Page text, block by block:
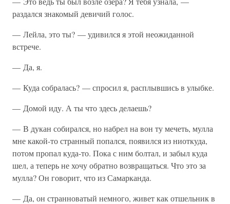
раздался знакомый девичий голос.
— Лейла, это ты? — удивился я этой неожиданной
встрече.
— Да, я.
— Куда собралась? — спросил я, расплывшись в улыбке.
— Домой иду. А ты что здесь делаешь?
— В дукан собирался, но набрел на вон ту мечеть, мулла
мне какой-то странный попался, появился из ниоткуда,
потом пропал куда-то. Пока с ним болтал, и забыл куда
шел, а теперь не хочу обратно возвращаться. Что это за
мулла? Он говорит, что из Самарканда.
— Да, он странноватый немного, живет как отшельник в